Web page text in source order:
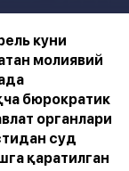
куни
молиявий
бюрократик
органлари
суд
қаратилган